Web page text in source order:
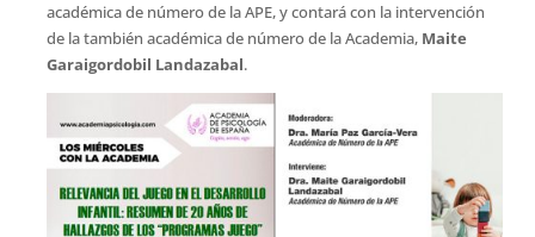
académica de número de la APE, y contará con la intervención
de la también académica de número de la Academia, Maite
Garaigordobil Landazabal.